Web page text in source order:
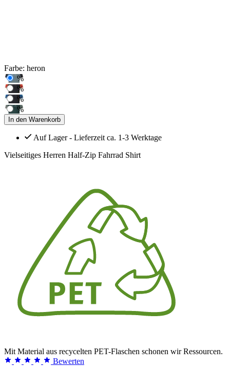
Farbe: heron
%
%
%
%
In den Warenkorb
Auf Lager - Lieferzeit ca. 1-3 Werktage
Vielseitiges Herren Half-Zip Fahrrad Shirt
Mit Material aus recycelten PET-Flaschen schonen wir Ressourcen.
Bewerten